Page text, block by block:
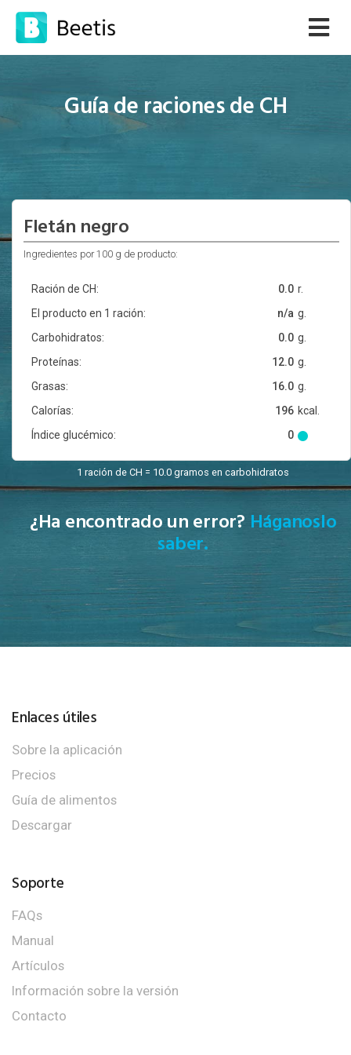
Guía de raciones de CH
Fletán negro
Ingredientes por 100 g de producto:
Ración de CH: r.
0.0
El producto en 1 ración:
g.
n/a
Carbohidratos:
g.
0.0
Proteínas:
g.
12.0
Grasas:
g.
16.0
Calorías:
kcal.
196
Índice glucémico:
0
1 ración de CH = 10.0 gramos en carbohidratos
¿Ha encontrado un error? Háganoslo
saber.
Enlaces útiles
Sobre la aplicación
Precios
Guía de alimentos
Descargar
Soporte
FAQs
Manual
Artículos
Información sobre la versión
Contacto